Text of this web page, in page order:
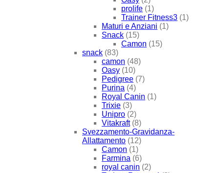
prolife (1)
Trainer Fitness3 (1)
Maturi e Anziani (1)
Snack (15)
Camon (15)
snack (83)
camon (48)
Oasy (10)
Pedigree (7)
Purina (4)
Royal Canin (1)
Trixie (3)
Unipro (2)
Vitakraft (8)
Svezzamento-Gravidanza-
Allattamento (12)
Camon (1)
Farmina (6)
royal canin (2)